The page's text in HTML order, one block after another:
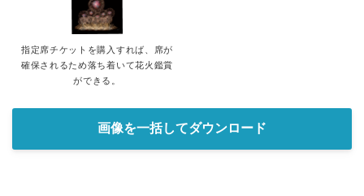
指定席チケットを購入すれば、席が
確保されるため落ち着いて花火鑑賞
ができる。
画像を一括してダウンロード